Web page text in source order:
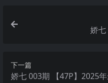
下一篇
娇七 003期 【47P】2025